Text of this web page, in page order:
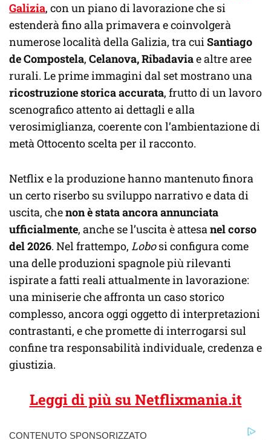
Galizia, con un piano di lavorazione che si
estenderà fino alla primavera e coinvolgerà
numerose località della Galizia, tra cuiSantiago
de Compostela, Celanova, Ribadaviae altre aree
rurali. Le prime immagini dal set mostrano una
ricostruzione storica accurata, frutto di un lavoro
scenografico attento ai dettagli e alla
verosimiglianza, coerente con l’ambientazione di
metà Ottocento scelta per il racconto.
Netflix e la produzione hanno mantenuto finora
un certo riserbo su sviluppo narrativo e data di
uscita, chenon è stata ancora annunciata
ufficialmente, anche se l’uscita è attesanel corso
del 2026. Nel frattempo, Lobosi configura come
una delle produzioni spagnole più rilevanti
ispirate a fatti reali attualmente in lavorazione:
una miniserie che affronta un caso storico
complesso, ancora oggi oggetto di interpretazioni
contrastanti, e che promette di interrogarsi sul
confine tra responsabilità individuale, credenza e
giustizia.
Leggi di più su Netflixmania.it